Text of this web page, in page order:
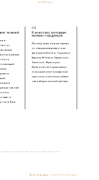
127 400 руб.
тканей
в
от
самых
быть
каждый
и
тканей
чтобы
цвет и
в Ваш
03
Качество, которым
можно гордиться
Мы получаем наш материал
от специализированных
фабрик из Китая, Турции и
Европы (Италия, Германия,
Бельгия, Франция,
Испания), которые имеют
большой опыт в создании
прочных и износостойких
тканей для мягкой мебели.
в качестве наших товаров лично!
Все товары